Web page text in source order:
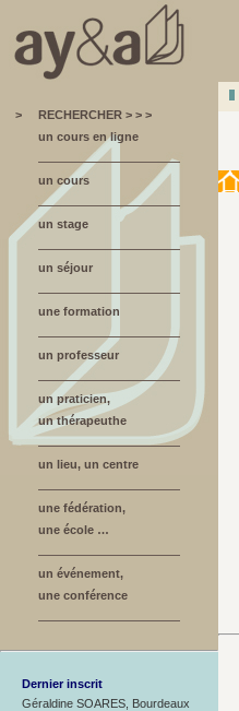
>
RECHERCHER > > >
un cours en ligne
un cours
un stage
un séjour
une formation
un professeur
un praticien,
un thérapeuthe
un lieu, un centre
une fédération,
une école …
un événement,
une conférence
Dernier inscrit
Géraldine SOARES, Bourdeaux